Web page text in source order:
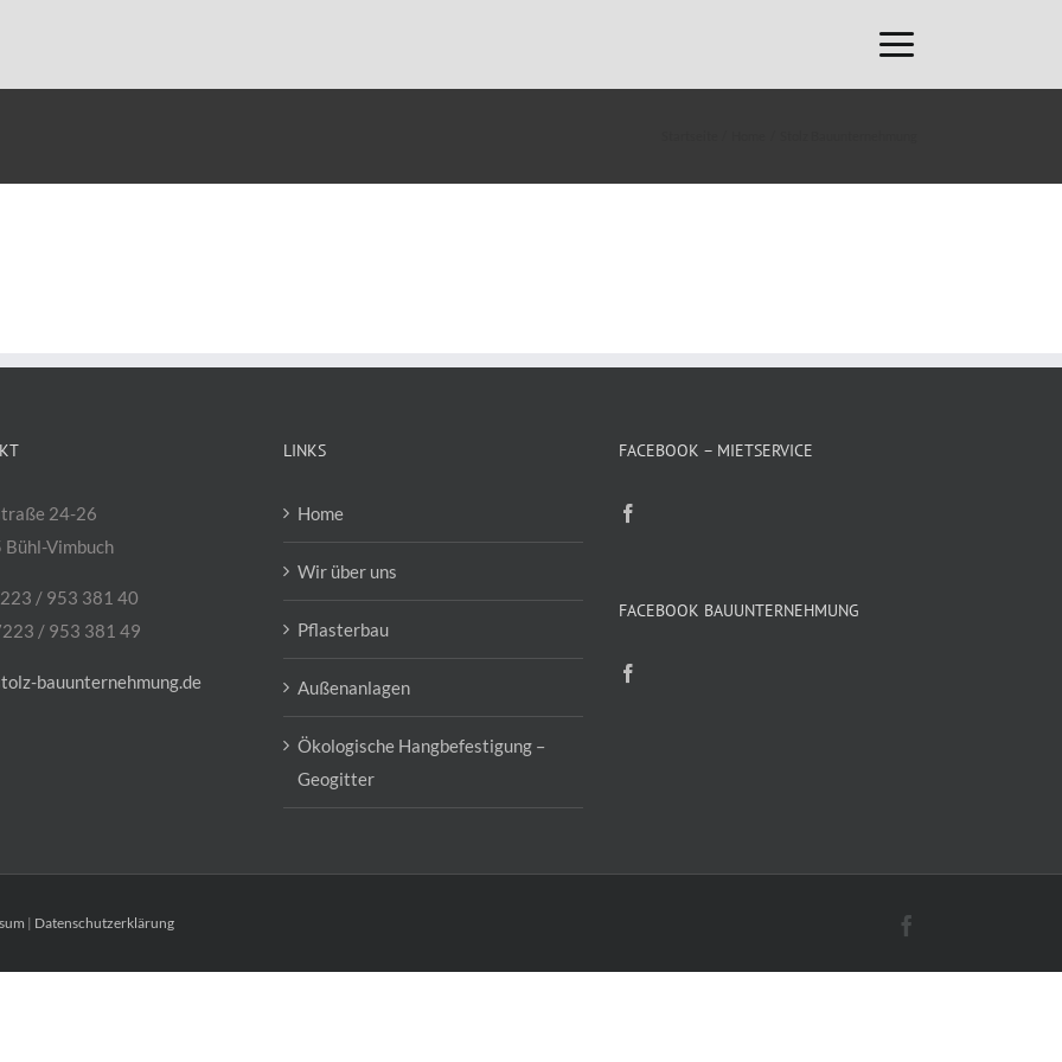
24-26
Vimbuch
/ 953 381 40
/ 953 381 49
bauunternehmung.de
LINKS
Home
Wir über uns
Pflasterbau
Außenanlagen
Ökologische Hangbefestigung –
Geogitter
FACEBOOK – MIETSERVICE
FACEBOOK BAUUNTERNEHMUNG
| Datenschutzerklärung